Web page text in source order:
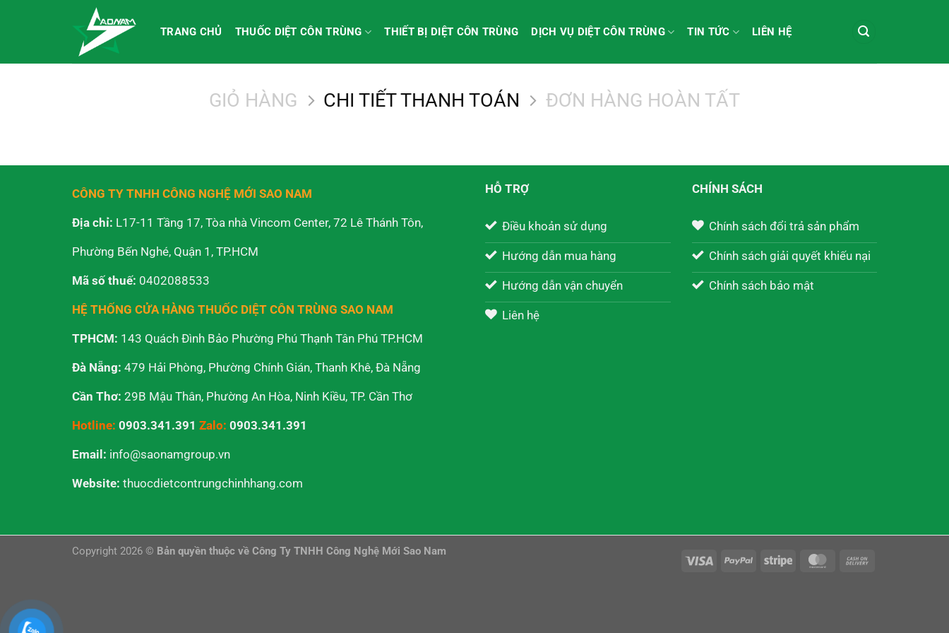
dung
TRANG CHỦ THUỐC DIỆT CÔN TRÙNG THIẾT BỊ DIỆT CÔN TRÙNG DỊCH VỤ DIỆT CÔN TRÙNG TIN TỨC LIÊN HỆ
GIỎ HÀNG CHI TIẾT THANH TOÁN ĐƠN HÀNG HOÀN TẤT
CÔNG TY TNHH CÔNG NGHỆ MỚI SAO NAM
Địa chỉ: L17-11 Tầng 17, Tòa nhà Vincom Center, 72 Lê Thánh Tôn,
Phường Bến Nghé, Quận 1, TP.HCM
Mã số thuế: 0402088533
HỆ THỐNG CỬA HÀNG THUỐC DIỆT CÔN TRÙNG SAO NAM
TPHCM: 143 Quách Đình Bảo Phường Phú Thạnh Tân Phú TP.HCM
Đà Nẵng: 479 Hải Phòng, Phường Chính Gián, Thanh Khê, Đà Nẵng
Cần Thơ: 29B Mậu Thân, Phường An Hòa, Ninh Kiều, TP. Cần Thơ
Hotline: 0903.341.391 Zalo: 0903.341.391
Email: info@saonamgroup.vn
Website: thuocdietcontrungchinhhang.com
HỖ TRỢ
Điều khoản sử dụng
Hướng dẫn mua hàng
Hướng dẫn vận chuyển
Liên hệ
CHÍNH SÁCH
Chính sách đổi trả sản phẩm
Chính sách giải quyết khiếu nại
Chính sách bảo mật
Copyright 2026 © Bản quyền thuộc về Công Ty TNHH Công Nghệ Mới Sao Nam